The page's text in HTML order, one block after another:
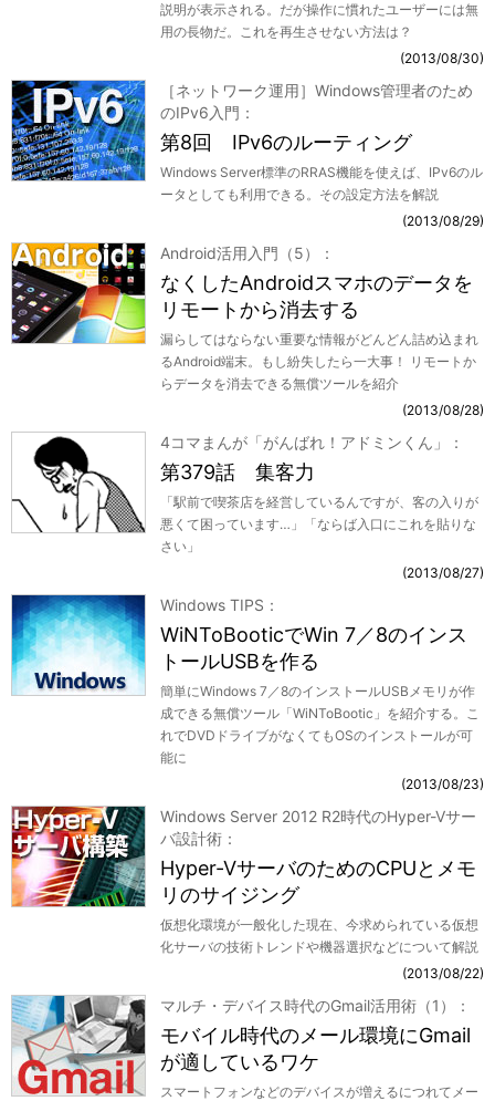
説明が表示される。だが操作に慣れたユーザーには無
用の長物だ。これを再生させない方法は？
2013/08/30
［ネットワーク運用］Windows管理者のため
のIPv6入門
第8回 IPv6のルーティング
Windows Server標準のRRAS機能を使えば、IPv6のル
ータとしても利用できる。その設定方法を解説
2013/08/29
Android活用入門（5）
なくしたAndroidスマホのデータを
リモートから消去する
漏らしてはならない重要な情報がどんどん詰め込まれ
るAndroid端末。もし紛失したら一大事！ リモートか
らデータを消去できる無償ツールを紹介
2013/08/28
4コマまんが「がんばれ！アドミンくん」
第379話 集客力
「駅前で喫茶店を経営しているんですが、客の入りが
悪くて困っています…」「ならば入口にこれを貼りな
さい」
2013/08/27
Windows TIPS
WiNToBooticでWin 7／8のインス
トールUSBを作る
簡単にWindows 7／8のインストールUSBメモリが作
成できる無償ツール「WiNToBootic」を紹介する。こ
れでDVDドライブがなくてもOSのインストールが可
能に
2013/08/23
Windows Server 2012 R2時代のHyper-Vサー
バ設計術
Hyper-VサーバのためのCPUとメモ
リのサイジング
仮想化環境が一般化した現在、今求められている仮想
化サーバの技術トレンドや機器選択などについて解説
2013/08/22
マルチ・デバイス時代のGmail活用術（1）
モバイル時代のメール環境にGmail
が適しているワケ
スマートフォンなどのデバイスが増えるにつれてメー